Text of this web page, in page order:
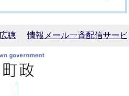
聴 情報メール一斉配信サー